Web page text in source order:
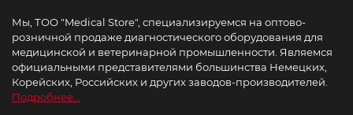
Мы, ТОО "Medical Store", специализируемся на оптово-
розничной продаже диагностического оборудования для
медицинской и ветеринарной промышленности. Являемся
официальными представителями большинства Немецких,
Корейских, Российских и других заводов-производителей.
Подробнее...